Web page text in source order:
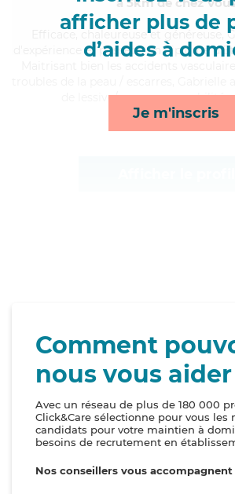
afficher plus de
d’aides à
Je m'inscris
à 5km de chez
, chaleureuse et généreuse,
d'expérience et possède un diplôme
de lessive/repassage, mobilité,
toilette/habillage*
Comment
nous vous aider
Avec un réseau de plus de 180 000
Click&Care sélectionne pour vous les
candidats pour votre maintien à
besoins de recrutement en
Nos conseillers vous accompagnent